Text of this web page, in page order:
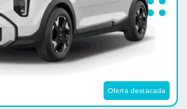
Oferta destacada